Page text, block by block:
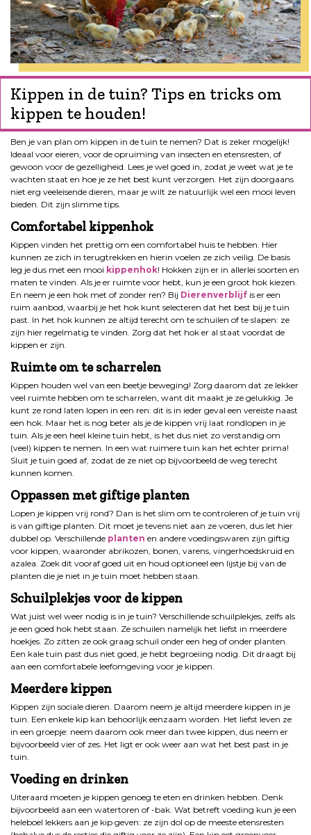
Kippen in de tuin? Tips en tricks om
kippen te houden!
Ben je van plan om kippen in de tuin te nemen? Dat is zeker mogelijk!
Ideaal voor eieren, voor de opruiming van insecten en etensresten, of
gewoon voor de gezelligheid. Lees je wel goed in, zodat je weet wat je te
wachten staat en hoe je ze het best kunt verzorgen. Het zijn doorgaans
niet erg veeleisende dieren, maar je wilt ze natuurlijk wel een mooi leven
bieden. Dit zijn slimme tips.
Comfortabel kippenhok
Kippen vinden het prettig om een comfortabel huis te hebben. Hier
kunnen ze zich in terugtrekken en hierin voelen ze zich veilig. De basis
leg je dus met een mooi kippenhok! Hokken zijn er in allerlei soorten en
maten te vinden. Als je er ruimte voor hebt, kun je een groot hok kiezen.
En neem je een hok met of zonder ren? Bij Dierenverblijf is er een
ruim aanbod, waarbij je het hok kunt selecteren dat het best bij je tuin
past. In het hok kunnen ze altijd terecht om te schuilen of te slapen: ze
zijn hier regelmatig te vinden. Zorg dat het hok er al staat voordat de
kippen er zijn.
Ruimte om te scharrelen
Kippen houden wel van een beetje beweging! Zorg daarom dat ze lekker
veel ruimte hebben om te scharrelen, want dit maakt je ze gelukkig. Je
kunt ze rond laten lopen in een ren: dit is in ieder geval een vereiste naast
een hok. Maar het is nog beter als je de kippen vrij laat rondlopen in je
tuin. Als je een heel kleine tuin hebt, is het dus niet zo verstandig om
(veel) kippen te nemen. In een wat ruimere tuin kan het echter prima!
Sluit je tuin goed af, zodat de ze niet op bijvoorbeeld de weg terecht
kunnen komen.
Oppassen met giftige planten
Lopen je kippen vrij rond? Dan is het slim om te controleren of je tuin vrij
is van giftige planten. Dit moet je tevens niet aan ze voeren, dus let hier
dubbel op. Verschillende planten en andere voedingswaren zijn giftig
voor kippen, waaronder abrikozen, bonen, varens, vingerhoedskruid en
azalea. Zoek dit vooraf goed uit en houd optioneel een lijstje bij van de
planten die je niet in je tuin moet hebben staan.
Schuilplekjes voor de kippen
Wat juist wel weer nodig is in je tuin? Verschillende schuilplekjes, zelfs als
je een goed hok hebt staan. Ze schuilen namelijk het liefst in meerdere
hoekjes. Zo zitten ze ook graag schuil onder een heg of onder planten.
Een kale tuin past dus niet goed, je hebt begroeiing nodig. Dit draagt bij
aan een comfortabele leefomgeving voor je kippen.
Meerdere kippen
Kippen zijn sociale dieren. Daarom neem je altijd meerdere kippen in je
tuin. Een enkele kip kan behoorlijk eenzaam worden. Het liefst leven ze
in een groepje: neem daarom ook meer dan twee kippen, dus neem er
bijvoorbeeld vier of zes. Het ligt er ook weer aan wat het best past in je
tuin.
Voeding en drinken
Uiteraard moeten je kippen genoeg te eten en drinken hebben. Denk
bijvoorbeeld aan een watertoren of -bak. Wat betreft voeding kun je een
heleboel lekkers aan je kip geven: ze zijn dol op de meeste etensresten